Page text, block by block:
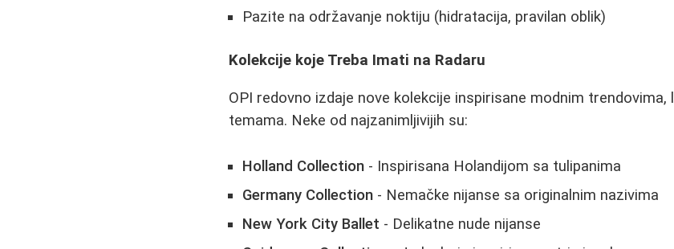
Pazite na održavanje noktiju (hidratacija, pravilan oblik)
Kolekcije koje Treba Imati na Radaru
OPI redovno izdaje nove kolekcije inspirisane modnim trendovima,
temama. Neke od najzanimljivijih su:
Holland Collection - Inspirisana Holandijom sa tulipanima
Germany Collection - Nemačke nijanse sa originalnim nazivima
New York City Ballet - Delikatne nude nijanse